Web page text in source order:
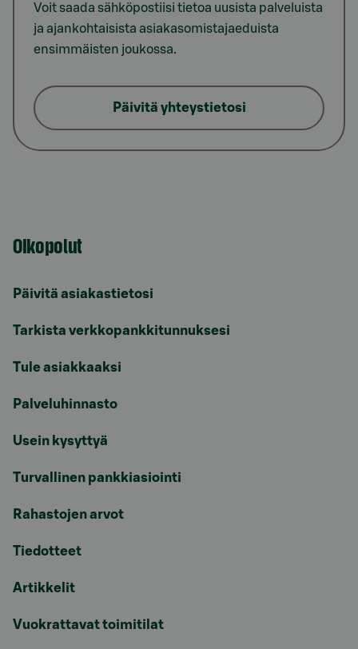
Voit saada sähköpostiisi tietoa uusista palveluista
ja ajankohtaisista asiakasomistajaeduista
ensimmäisten joukossa.
Päivitä yhteystietosi
Oikopolut
Päivitä asiakastietosi
Tarkista verkkopankkitunnuksesi
Tule asiakkaaksi
Palveluhinnasto
Usein kysyttyä
Turvallinen pankkiasiointi
Rahastojen arvot
Tiedotteet
Artikkelit
Vuokrattavat toimitilat